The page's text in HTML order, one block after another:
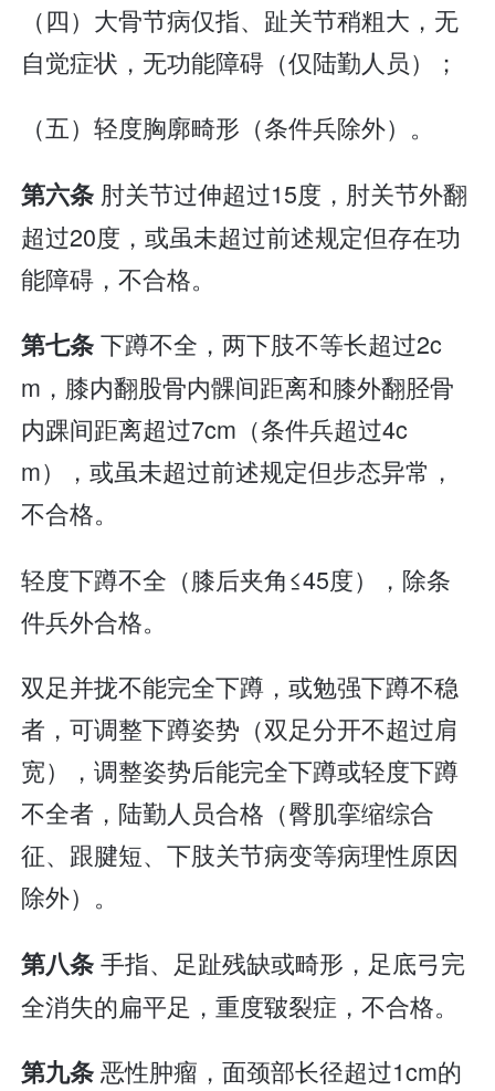
（四）大骨节病仅指、趾关节稍粗大，无
自觉症状，无功能障碍（仅陆勤人员）；
（五）轻度胸廓畸形（条件兵除外）。
第六条 肘关节过伸超过15度，肘关节外翻
超过20度，或虽未超过前述规定但存在功
能障碍，不合格。
第七条下蹲不全，两下肢不等长超过2c
m，膝内翻股骨内髁间距离和膝外翻胫骨
内踝间距离超过7cm（条件兵超过4c
m），或虽未超过前述规定但步态异常，
不合格。
轻度下蹲不全（膝后夹角≤45度），除条
件兵外合格。
双足并拢不能完全下蹲，或勉强下蹲不稳
者，可调整下蹲姿势（双足分开不超过肩
宽），调整姿势后能完全下蹲或轻度下蹲
不全者，陆勤人员合格（臀肌挛缩综合
征、跟腱短、下肢关节病变等病理性原因
除外）。
第八条手指、足趾残缺或畸形，足底弓完
全消失的扁平足，重度皲裂症，不合格。
第九条恶性肿瘤，面颈部长径超过1cm的